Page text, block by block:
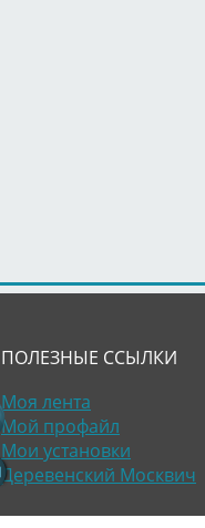
ПОЛЕЗНЫЕ ССЫЛКИ
Моя лента
Мой профайл
Мои установки
Деревенский Москвич